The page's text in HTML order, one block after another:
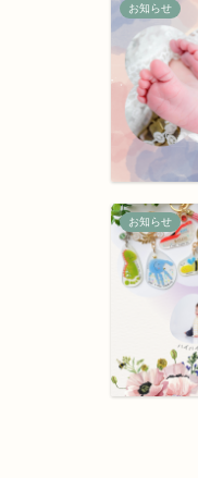
お知らせ
お知らせ